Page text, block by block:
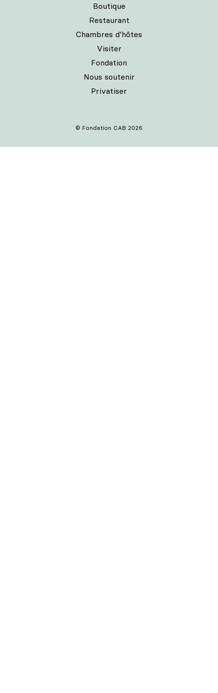
Boutique
Restaurant
Chambres d’hôtes
Visiter
Fondation
Nous soutenir
Privatiser
© Fondation CAB 2026